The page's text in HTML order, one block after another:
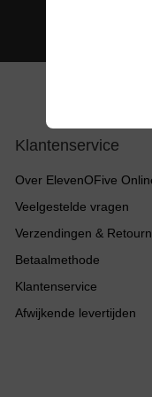
Klantenservice
Over ElevenOFive
Veelgestelde vragen
Verzendingen &
Betaalmethode
Klantenservice
Afwijkende levertijden